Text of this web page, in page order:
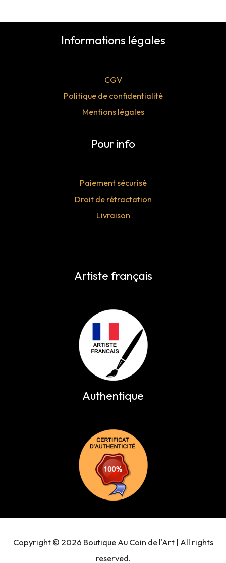
Informations légales
CGV
Politique de confidentialité
Mentions légales
Pour info
Paiement sécurisé
Droit de rétractation
Livraison
Artiste français
Authentique
Copyright © 2026 Boutique Au Coin de l'Art | All rights
reserved.